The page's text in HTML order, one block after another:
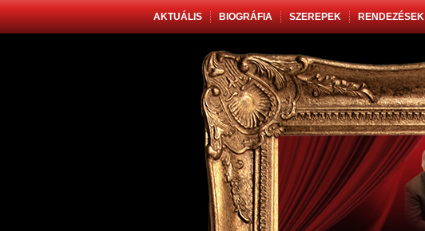
AKTUÁLIS BIOGRÁFIA SZEREPEK RENDEZÉSEK